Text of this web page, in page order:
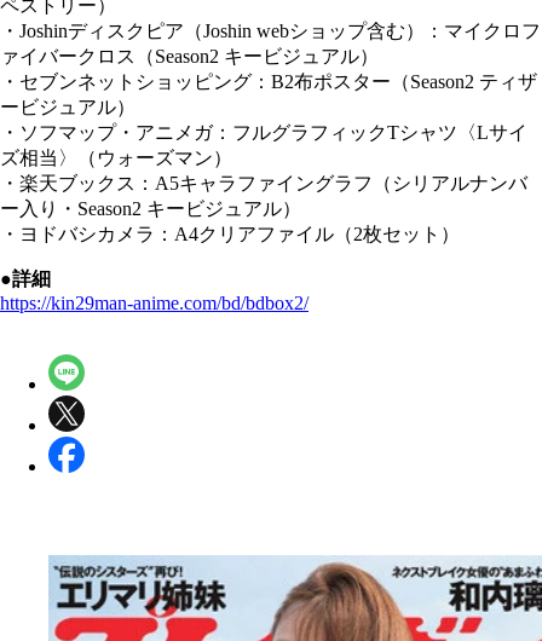
ペストリー）
・Joshinディスクピア（Joshin webショップ含む）：マイクロフ
ァイバークロス（Season2 キービジュアル）
・セブンネットショッピング：B2布ポスター（Season2 ティザ
ービジュアル）
・ソフマップ・アニメガ：フルグラフィックTシャツ〈Lサイ
ズ相当〉（ウォーズマン）
・楽天ブックス：A5キャラファイングラフ（シリアルナンバ
ー入り・Season2 キービジュアル）
・ヨドバシカメラ：A4クリアファイル（2枚セット）
●詳細
https://kin29man-anime.com/bd/bdbox2/